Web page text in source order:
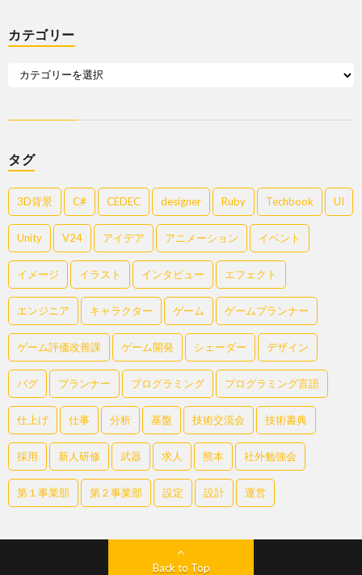
カテゴリー
タグ
3D背景 C# CEDEC designer Ruby Techbook UI
Unity V24 アイデア アニメーション イベント
イメージ イラスト インタビュー エフェクト
エンジニア キャラクター ゲーム ゲームプランナー
ゲーム評価改善課 ゲーム開発 シェーダー デザイン
バグ プランナー プログラミング プログラミング言語
仕上げ 仕事 分析 基盤 技術交流会 技術書典
採用 新人研修 武器 求人 熊本 社外勉強会
第１事業部 第２事業部 設定 設計 運営
Back to Top